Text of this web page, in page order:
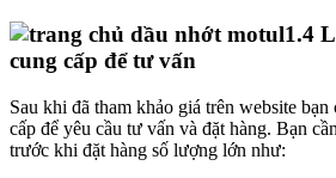
1.4
cung cấp để tư vấn
Sau khi đã tham khảo giá trên website
cấp để yêu cầu tư vấn và đặt hàng. Bạn
trước khi đặt hàng số lượng lớn như: